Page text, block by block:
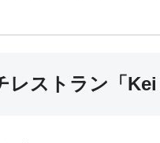
ストラン「Kei